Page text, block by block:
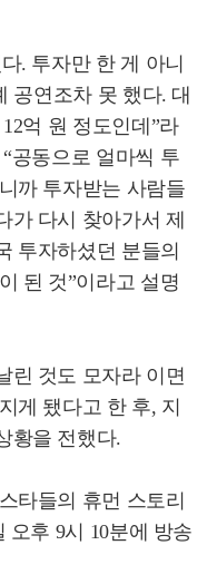
. 투자만 한 게 아니
공연조차 못 했다. 대
억 원 정도인데”라
공동으로 얼마씩 투
까 투자받는 사람들
가 다시 찾아가서 제
투자하셨던 분들의
된 것”이라고 설명
린 것도 모자라 이면
게 됐다고 한 후, 지
황을 전했다.
타들의 휴먼 스토리
오후 9시 10분에 방송